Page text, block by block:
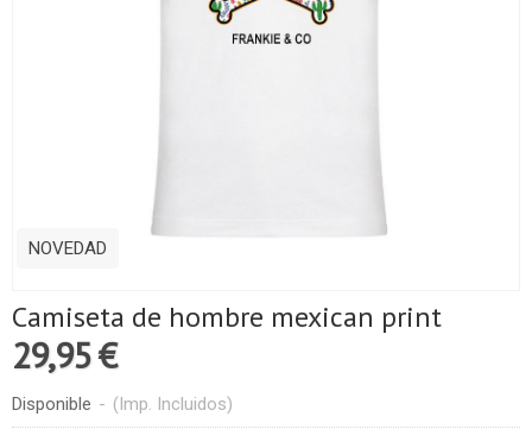
NOVEDAD
Camiseta de hombre mexican print
29,95 €
Disponible - (Imp. Incluidos)